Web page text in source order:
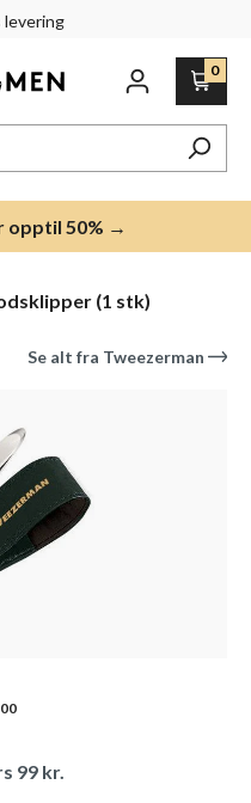
levering
0
opptil 50% →
(1 stk)
Se alt fra Tweezerman
00
99 kr.